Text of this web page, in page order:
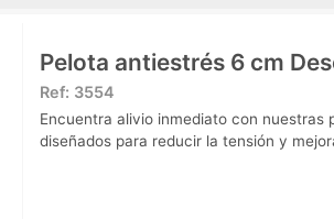
Pelota antiestrés 6 cm
Ref: 3554
Encuentra alivio inmediato con nuestras
diseñados para reducir la tensión y